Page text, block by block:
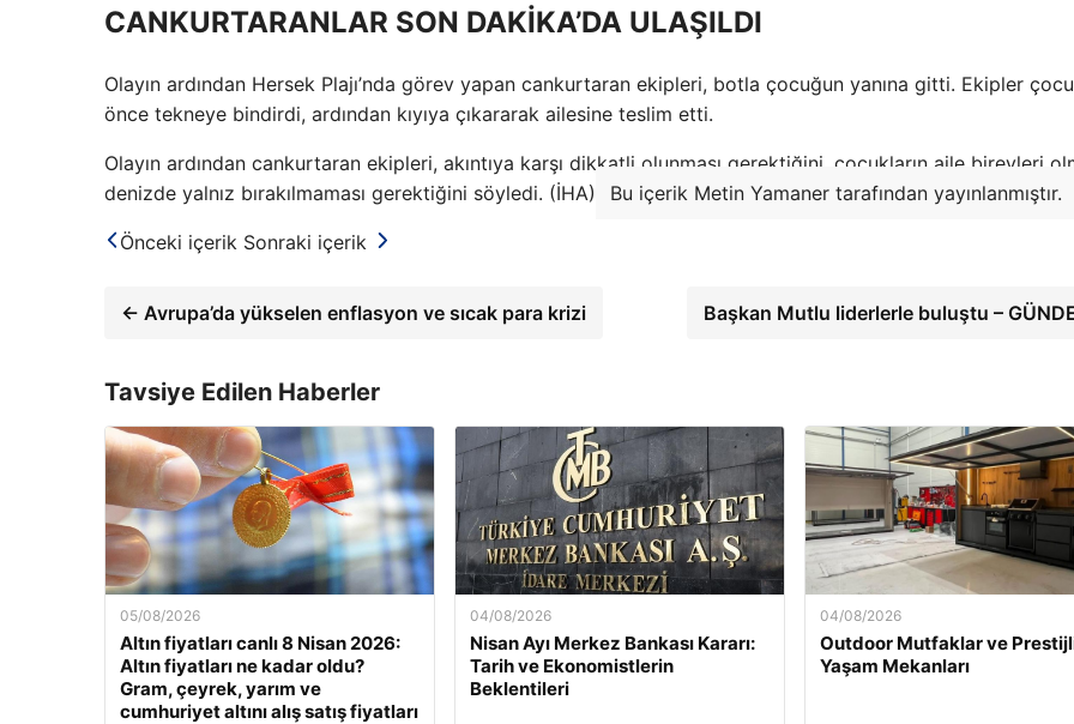
CANKURTARANLAR SON DAKİKA’DA ULAŞILDI
Olayın ardından Hersek Plajı’nda görev yapan cankurtaran ekipleri, botla çocuğun yanına gitti. Ekipler
önce tekneye bindirdi, ardından kıyıya çıkararak ailesine teslim etti.
Olayın ardından cankurtaran ekipleri, akıntıya karşı dikkatli olunması gerektiğini, çocukların aile bireyleri
denizde yalnız bırakılmaması gerektiğini söyledi. (İHA)
Bu içerik Metin Yamaner tarafından yayınlanmıştır.
Önceki içerik Sonraki içerik
← Avrupa’da yükselen enflasyon ve sıcak para krizi Başkan Mutlu liderlerle buluştu –
Tavsiye Edilen Haberler
05/08/2026
Altın fiyatları canlı 8 Nisan 2026:
Altın fiyatları ne kadar oldu?
Gram, çeyrek, yarım ve
cumhuriyet altını alış satış fiyatları
04/08/2026
Nisan Ayı Merkez Bankası Kararı:
Tarih ve Ekonomistlerin
Beklentileri
04/08/2026
Outdoor Mutfaklar ve
Yaşam Mekanları